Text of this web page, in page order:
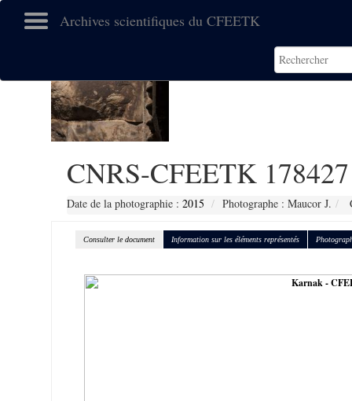
Archives scientifiques du CFEETK
CNRS-CFEETK 178427
Date de la photographie : 2015 Photographe : Maucor J.
Consulter le document Information sur les éléments représentés